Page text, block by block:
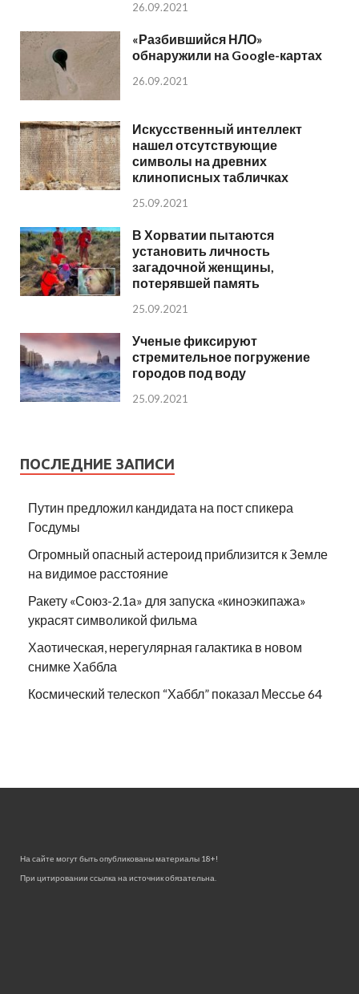
26.09.2021
«Разбившийся НЛО»
обнаружили на Google-картах
26.09.2021
Искусственный интеллект
нашел отсутствующие
символы на древних
клинописных табличках
25.09.2021
В Хорватии пытаются
установить личность
загадочной женщины,
потерявшей память
25.09.2021
Ученые фиксируют
стремительное погружение
городов под воду
25.09.2021
ПОСЛЕДНИЕ ЗАПИСИ
Путин предложил кандидата на пост спикера
Госдумы
Огромный опасный астероид приблизится к Земле
на видимое расстояние
Ракету «Союз-2.1а» для запуска «киноэкипажа»
украсят символикой фильма
Хаотическая, нерегулярная галактика в новом
снимке Хаббла
Космический телескоп “Хаббл” показал Мессье 64
На сайте могут быть опубликованы материалы 18+!
При цитировании ссылка на источник обязательна.